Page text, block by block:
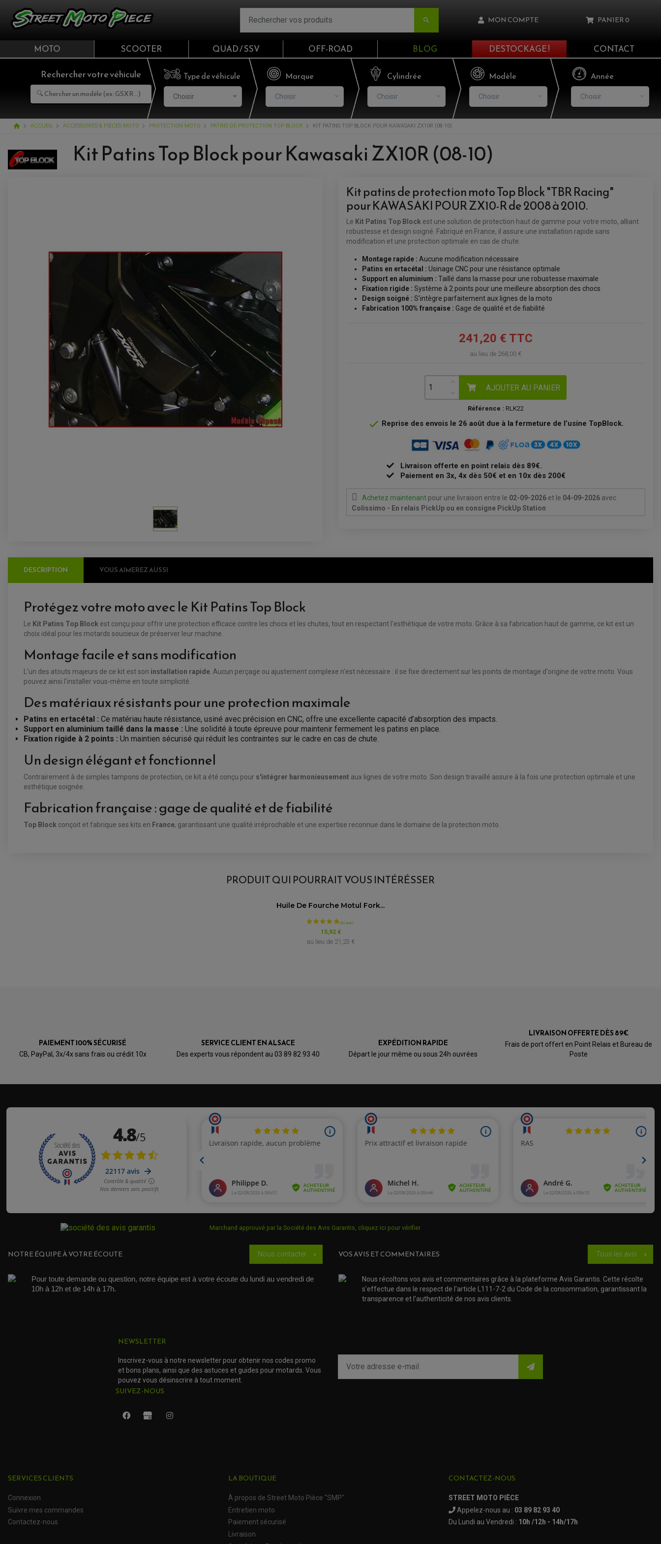
 MON COMPTE
Email
Mot de passe
CONNEXION
PANIER0
Il n'y a aucun produit dans votre panier
VOIR LE PANIER
MOTO SCOOTER QUAD / SSV OFF-ROAD BLOG DESTOCKAGE ! CONTACT
Rechercher votre véhicule Type de véhicule
Choisir
Marque
Choisir
Cylindrée
Choisir
Modèle
Choisir
Année
Choisir
home ACCUEIL ACCESSOIRES & PIÈCES MOTO PROTECTION MOTO PATINS DE PROTECTION TOP BLOCK KIT PATINS TOP BLOCK POUR KAWASAKI ZX10R (08-10)
Kit Patins Top Block pour Kawasaki ZX10R (08-10)
Kit patins de protection moto Top Block "TBR Racing"
pour KAWASAKI POUR ZX10-R de 2008 à 2010.
Le Kit Patins Top Block est une solution de protection haut de gamme pour votre moto, alliant
robustesse et design soigné. Fabriqué en France, il assure une installation rapide sans
modification et une protection optimale en cas de chute.
Montage rapide : Aucune modification nécessaire
Patins en ertacétal : Usinage CNC pour une résistance optimale
Support en aluminium : Taillé dans la masse pour une robustesse maximale
Fixation rigide : Système à 2 points pour une meilleure absorption des chocs
Design soigné : S’intègre parfaitement aux lignes de la moto
Fabrication 100% française : Gage de qualité et de fiabilité
241,20 € TTC
au lieu de 268,00 €
AJOUTER AU PANIER
Référence : RLK22
 Reprise des envois le 26 août due à la fermeture de l’usine TopBlock.
Livraison offerte en point relais dès 89€.
Paiement en 3x, 4x dès 50€ et en 10x dès 200€
Achetez maintenant pour une livraison entre le 02-09-2026 et le 04-09-2026 avec
Colissimo - En relais PickUp ou en consigne PickUp Station
DESCRIPTION VOUS AIMEREZ AUSSI
Protégez votre moto avec le Kit Patins Top Block
Le Kit Patins Top Block est conçu pour offrir une protection efficace contre les chocs et les chutes, tout en respectant l'esthétique de votre moto. Grâce à sa fabrication haut de gamme, ce kit est un
choix idéal pour les motards soucieux de préserver leur machine.
Montage facile et sans modification
L'un des atouts majeurs de ce kit est son installation rapide . Aucun perçage ou ajustement complexe n'est nécessaire : il se fixe directement sur les points de montage d'origine de votre moto. Vous
pouvez ainsi l'installer vous-même en toute simplicité.
Des matériaux résistants pour une protection maximale
Patins en ertacétal : Ce matériau haute résistance, usiné avec précision en CNC, offre une excellente capacité d’absorption des impacts.
Support en aluminium taillé dans la masse : Une solidité à toute épreuve pour maintenir fermement les patins en place.
Fixation rigide à 2 points : Un maintien sécurisé qui réduit les contraintes sur le cadre en cas de chute.
Un design élégant et fonctionnel
Contrairement à de simples tampons de protection, ce kit a été conçu pour s'intégrer harmonieusement aux lignes de votre moto. Son design travaillé assure à la fois une protection optimale et une
esthétique soignée.
Fabrication française : gage de qualité et de fiabilité
Top Block conçoit et fabrique ses kits en France, garantissant une qualité irréprochable et une expertise reconnue dans le domaine de la protection moto.
Block PN15 Pour RLK22
PRODUIT QUI POURRAIT VOUS INTÉRÉSSER
Huile De Fourche Motul Fork...
(52 avis)
15,92 €
au lieu de 21,23 €
PAIEMENT 100% SÉCURISÉ
CB, PayPal, 3x/4x sans frais ou crédit 10x
SERVICE CLIENT EN ALSACE
Des experts vous répondent au 03 89 82 93 40
EXPÉDITION RAPIDE
Départ le jour même ou sous 24h ouvrées
LIVRAISON OFFERTE DÈS 89€
Frais de port offert en Point Relais et Bureau de
Poste
Marchand approuvé par la Société des Avis Garantis, cliquez ici pour vérifier.
NOTRE ÉQUIPE À VOTRE ÉCOUTE Nous contacter chevron_right
Pour toute demande ou question, notre équipe est à votre écoute du lundi au vendredi de
10h à 12h et de 14h à 17h.
VOS AVIS ET COMMENTAIRES Tous les avis chevron_right
Nous récoltons vos avis et commentaires grâce à la plateforme Avis Garantis. Cette récolte
s'effectue dans le respect de l'article L111-7-2 du Code de la consommation, garantissant la
transparence et l'authenticité de nos avis clients.
NEWSLETTER
Inscrivez-vous à notre newsletter pour obtenir nos codes promo
et bons plans, ainsi que des astuces et guides pour motards. Vous
pouvez vous désinscrire à tout moment.
SUIVEZ-NOUS
SERVICES CLIENTS
Connexion
Suivre mes commandes
Contactez-nous
LA BOUTIQUE
À propos de Street Moto Pièce "SMP"
Entretien moto
Paiement sécurisé
Livraison
CONTACTEZ-NOUS
STREET MOTO PIÈCE
Appelez-nous au : 03 89 82 93 40
Du Lundi au Vendredi : 10h /12h - 14h/17h